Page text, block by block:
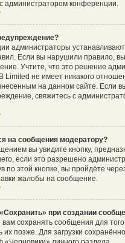
администратором конференции.
администраторы устанавливают
Если вы нарушили правило,
Учтите, что это решение
Limited не имеет никакого
на данном сайте. Если
свяжитесь с
на сообщения модератору?
вы увидите кнопку,
если это разрешено
по этой кнопке, вы пройдёте
жалобы на сообщение.
при создании
вам сохранять сообщения для
их позже. Для загрузки